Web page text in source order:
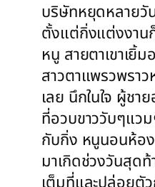
บริษัทหยุดหลายวั
ตั้งแต่กิ่งแต่งงาน
หนู สายตาเขาเ
สาวตาแพรวพราว
เลย นึกในใจ ผู้ช
ที่อวบขาววับๆแว
กับกิ่ง หนูนอนห้อง
มาเกิดช่วงวันสุด